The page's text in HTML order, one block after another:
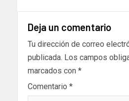
Deja un comentario
Tu dirección de correo
publicada. Los campos
marcados con *
Comentario *